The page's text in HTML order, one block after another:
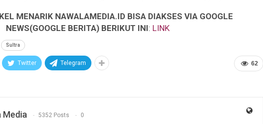
MENARIK NAWALAMEDIA.ID BISA DIAKSES VIA GOOGLE
NEWS(GOOGLE BERITA) BERIKUT INI: LINK
Sultra
62
Twitter Telegram
Media 5352 Posts 0